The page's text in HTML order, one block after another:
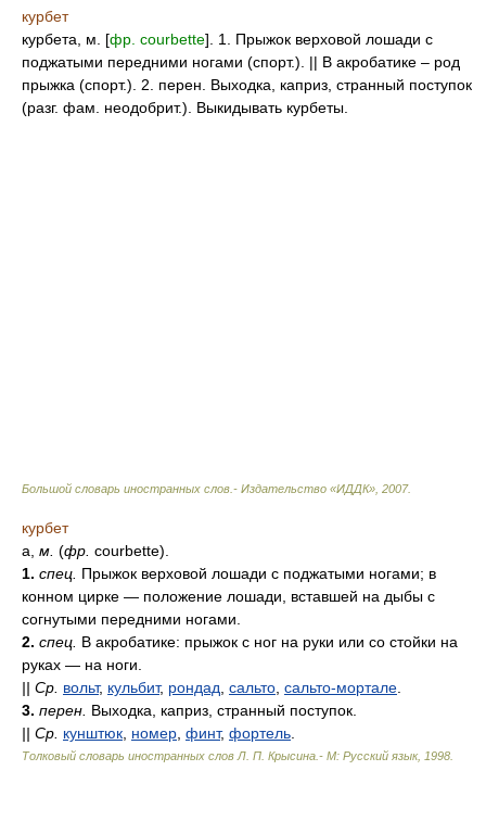
курбет
курбета, м. [фр. courbette]. 1. Прыжок верховой лошади с
поджатыми передними ногами (спорт.). || В акробатике – род
прыжка (спорт.). 2. перен. Выходка, каприз, странный поступок
(разг. фам. неодобрит.). Выкидывать курбеты.
Большой словарь иностранных слов.- Издательство «ИДДК» 2007.
курбет
а, м. (фр. courbette).
1. спец. Прыжок верховой лошади с поджатыми ногами; в
конном цирке — положение лошади, вставшей на дыбы с
согнутыми передними ногами.
2. спец. В акробатике: прыжок с ног на руки или со стойки на
руках — на ноги.
|| Ср. вольт, кульбит, рондад сальто сальто-мортале
3. перен. Выходка, каприз, странный поступок.
|| Ср. кунштюк номер финт, фортель
Толковый словарь иностранных слов Л. П. Крысина.- М: Русский язык, 1998